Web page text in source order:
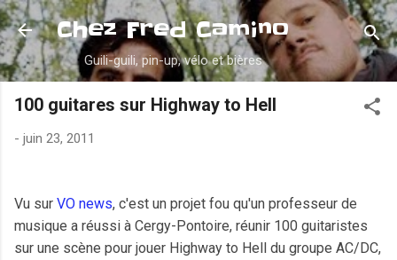
Accéder au contenu principal
Chez Fred Camino
Guili-guili, pin-up, vélo et bières
100 guitares sur Highway to Hell
- juin 23, 2011
Vu sur VO news, c'est un projet fou qu'un professeur de
musique a réussi à Cergy-Pontoire, réunir 100 guitaristes
sur une scène pour jouer Highway to Hell du groupe AC/DC,